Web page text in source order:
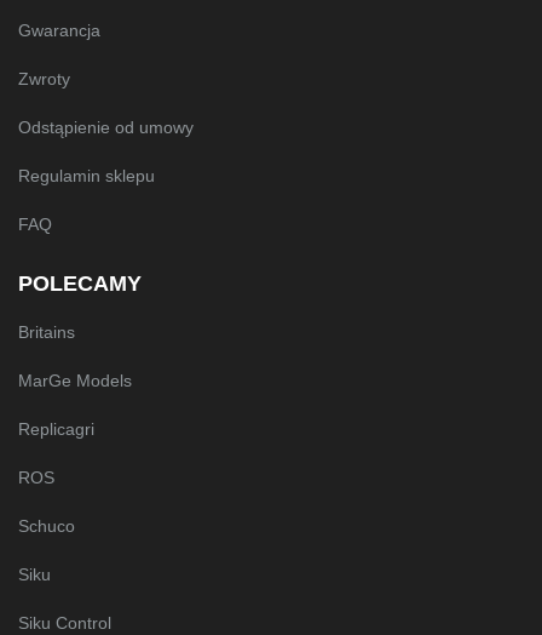
Gwarancja
Zwroty
Odstąpienie od umowy
Regulamin sklepu
FAQ
POLECAMY
Britains
MarGe Models
Replicagri
ROS
Schuco
Siku
Siku Control